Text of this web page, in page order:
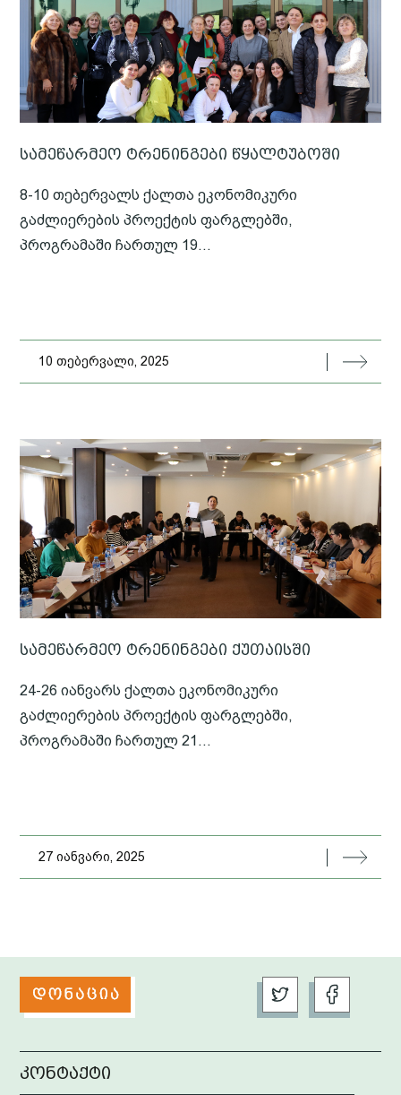
სამეწარმეო ტრენინგები წყალტუბოში
8-10 თებერვალს ქალთა ეკონომიკური
გაძლიერების პროექტის ფარგლებში,
პროგრამაში ჩართულ 19...
10 თებერვალი, 2025
სამეწარმეო ტრენინგები ქუთაისში
24-26 იანვარს ქალთა ეკონომიკური
გაძლიერების პროექტის ფარგლებში,
პროგრამაში ჩართულ 21...
27 იანვარი, 2025
კონტაქტი